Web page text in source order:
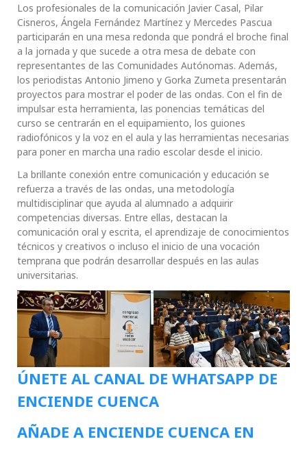
Los profesionales de la comunicación Javier Casal, Pilar
Cisneros, Ángela Fernández Martínez y Mercedes Pascua
participarán en una mesa redonda que pondrá el broche final
a la jornada y que sucede a otra mesa de debate con
representantes de las Comunidades Autónomas. Además,
los periodistas Antonio Jimeno y Gorka Zumeta presentarán
proyectos para mostrar el poder de las ondas. Con el fin de
impulsar esta herramienta, las ponencias temáticas del
curso se centrarán en el equipamiento, los guiones
radiofónicos y la voz en el aula y las herramientas necesarias
para poner en marcha una radio escolar desde el inicio.
La brillante conexión entre comunicación y educación se
refuerza a través de las ondas, una metodología
multidisciplinar que ayuda al alumnado a adquirir
competencias diversas. Entre ellas, destacan la
comunicación oral y escrita, el aprendizaje de conocimientos
técnicos y creativos o incluso el inicio de una vocación
temprana que podrán desarrollar después en las aulas
universitarias.
ÚNETE AL CANAL DE WHATSAPP DE
ENCIENDE CUENCA
AÑADE A ENCIENDE CUENCA EN